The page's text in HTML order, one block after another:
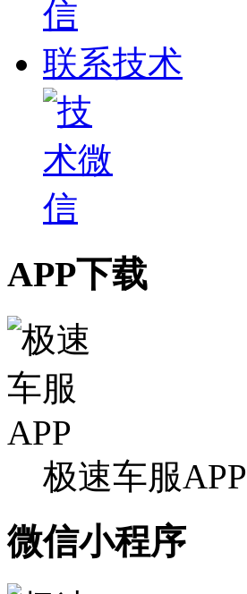
联系技术
APP下载
极速车服APP
微信小程序